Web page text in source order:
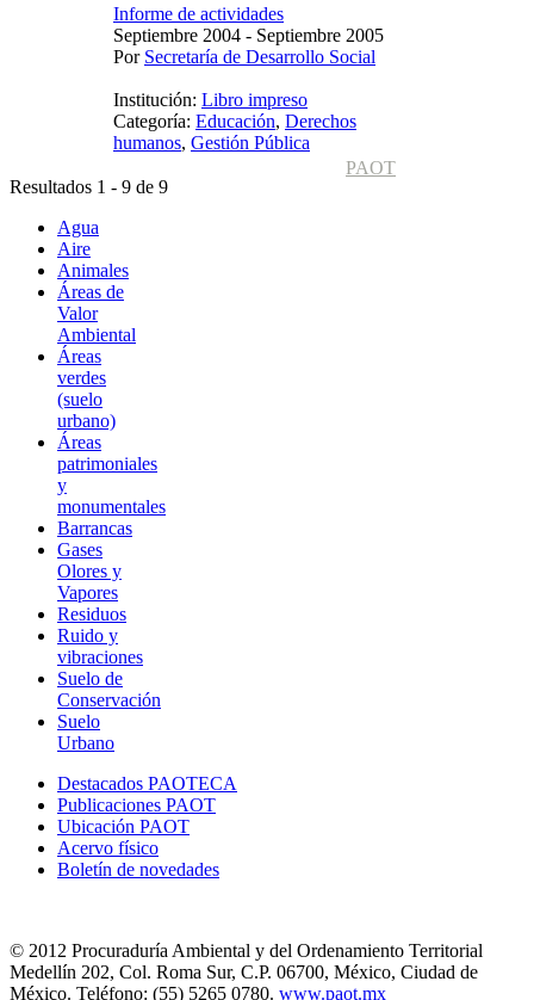
Informe de actividades
Septiembre 2004 - Septiembre 2005
Por Secretaría de Desarrollo Social
Institución: Libro impreso
Categoría: Educación, Derechos
humanos, Gestión Pública
PAOT
Resultados 1 - 9 de 9
Agua
Aire
Animales
Áreas de
Valor
Ambiental
Áreas
verdes
(suelo
urbano)
Áreas
patrimoniales
y
monumentales
Barrancas
Gases
Olores y
Vapores
Residuos
Ruido y
vibraciones
Suelo de
Conservación
Suelo
Urbano
Destacados PAOTECA
Publicaciones PAOT
Ubicación PAOT
Acervo físico
Boletín de novedades
© 2012 Procuraduría Ambiental y del Ordenamiento Territorial
Medellín 202, Col. Roma Sur, C.P. 06700, México, Ciudad de
México. Teléfono: (55) 5265 0780. www.paot.mx